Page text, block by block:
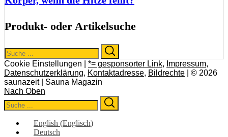
Produkt- oder Artikelsuche
Search
for:
Cookie Einstellungen | *= gesponsorter Link, Impressum,
Datenschutzerklärung, Kontaktadresse, Bildrechte | © 2026
saunazeit | Sauna Magazin
Nach Oben
Search
for:
English (Englisch)
Deutsch